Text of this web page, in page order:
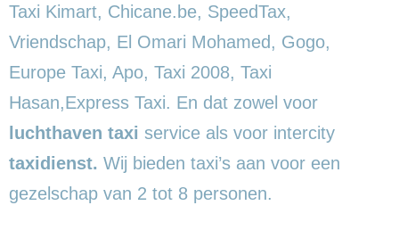
Taxi Kimart, Chicane.be, SpeedTax,
Vriendschap, El Omari Mohamed, Gogo,
Europe Taxi, Apo, Taxi 2008, Taxi
Hasan,Express Taxi. En dat zowel voor
luchthaven taxi service als voor intercity
taxidienst. Wij bieden taxi’s aan voor een
gezelschap van 2 tot 8 personen.